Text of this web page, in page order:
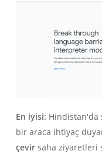
En iyisi: Hindistan'da
bir araca ihtiyaç
çevirsaha ziyaretleri